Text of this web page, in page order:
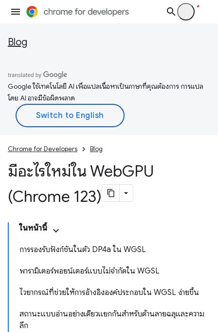
Blog
Google ใช้เทคโนโลยี AI เพื่อแปลเนื้อหาเป็นภาษาที่คุณต้องการ การแปล
โดย AI อาจมีข้อผิดพลาด
Chrome for Developers Blog
มีอะไรใหม่ใน WebGPU
(Chrome 123)
ในหน้านี้
การรองรับฟังก์ชันในตัว DP4a ใน WGSL
พารามิเตอร์พอยน์เตอร์แบบไม่จำกัดใน WGSL
ไวยากรณ์ที่ช่วยให้การอ้างอิงองค์ประกอบใน WGSL ง่ายขึ้น
สถานะแบบอ่านอย่างเดียวแยกกันสำหรับด้านลายฉลุและความ
ลึก